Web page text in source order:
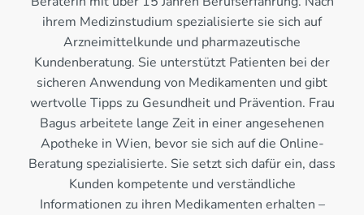
ihrem Medizinstudium spezialisierte sie sich auf
Arzneimittelkunde und pharmazeutische
Kundenberatung. Sie unterstützt Patienten bei der
sicheren Anwendung von Medikamenten und gibt
wertvolle Tipps zu Gesundheit und Prävention. Frau
Bagus arbeitete lange Zeit in einer angesehenen
Apotheke in Wien, bevor sie sich auf die Online-
Beratung spezialisierte. Sie setzt sich dafür ein, dass
Kunden kompetente und verständliche
Informationen zu ihren Medikamenten erhalten –